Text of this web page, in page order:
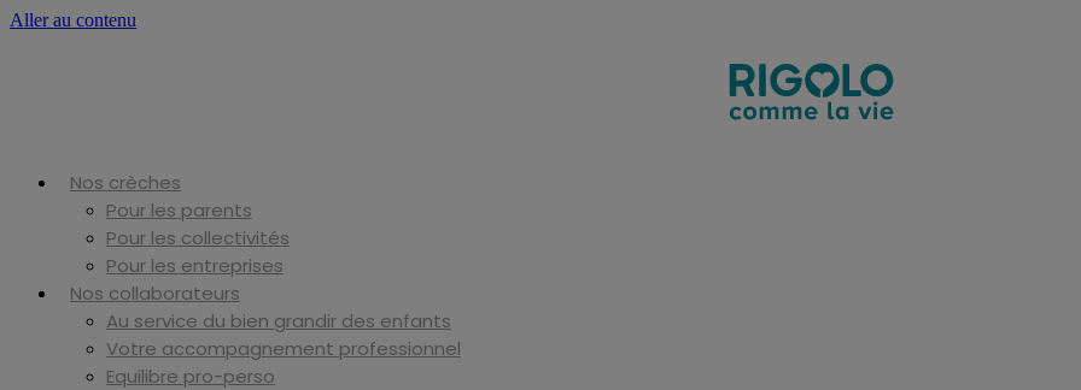
Aller au contenu
Nos crèches
Pour les parents
Pour les collectivités
Pour les entreprises
Nos collaborateurs
Au service du bien grandir des enfants
Votre accompagnement professionnel
Equilibre pro-perso